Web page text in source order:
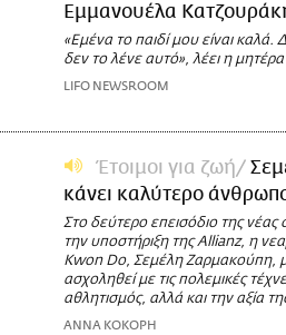
Εμμανουέλα
«Εμένα το παιδί μου είναι καλά.
δεν το λένε αυτό», λέει η μητέρα
LIFO NEWSROOM
Έτοιμοι για ζωή
κάνει καλύτερο
Στο δεύτερο επεισόδιο της νέας
την υποστήριξη της Allianz, η
Kwon Do, Σεμέλη Ζαρμακούπη,
ασχοληθεί με τις πολεμικές
αθλητισμός, αλλά και την αξία
ΑΝΝΑ ΚΟΚΟΡΗ